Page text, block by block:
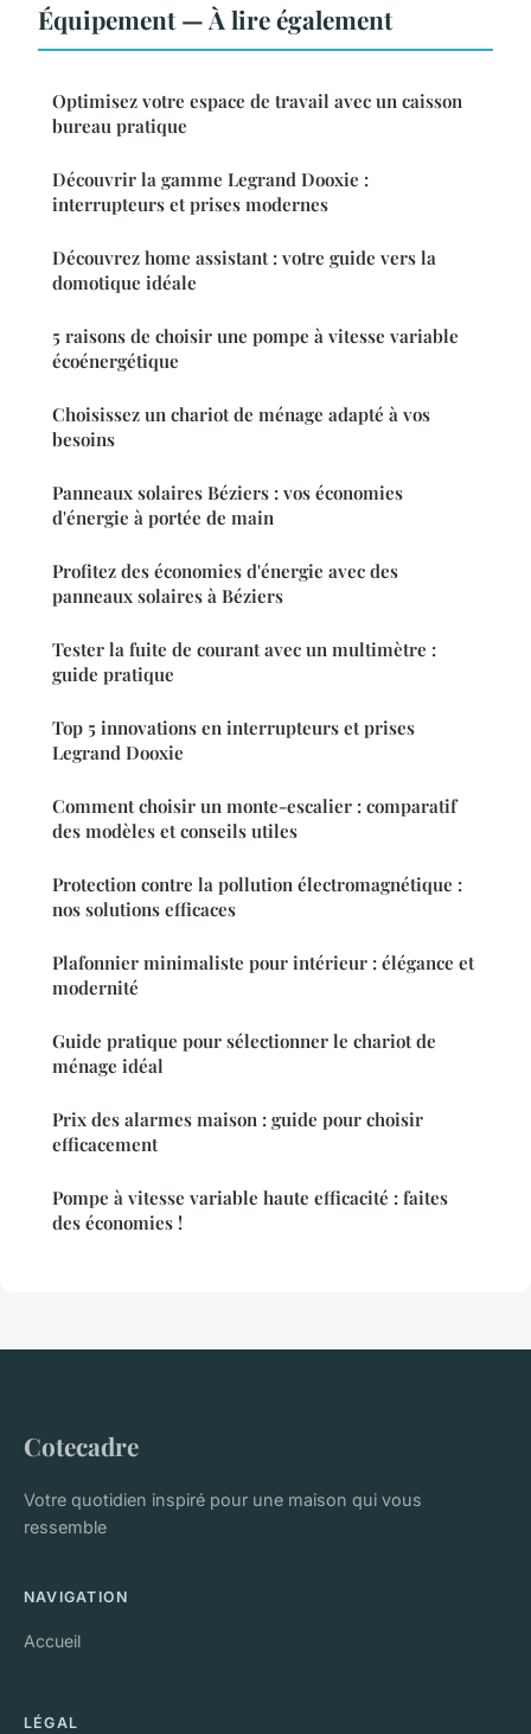
Équipement — À lire également
Optimisez votre espace de travail avec un caisson
bureau pratique
Découvrir la gamme Legrand Dooxie :
interrupteurs et prises modernes
Découvrez home assistant : votre guide vers la
domotique idéale
5 raisons de choisir une pompe à vitesse variable
écoénergétique
Choisissez un chariot de ménage adapté à vos
besoins
Panneaux solaires Béziers : vos économies
d'énergie à portée de main
Profitez des économies d'énergie avec des
panneaux solaires à Béziers
Tester la fuite de courant avec un multimètre :
guide pratique
Top 5 innovations en interrupteurs et prises
Legrand Dooxie
Comment choisir un monte-escalier : comparatif
des modèles et conseils utiles
Protection contre la pollution électromagnétique :
nos solutions efficaces
Plafonnier minimaliste pour intérieur : élégance et
modernité
Guide pratique pour sélectionner le chariot de
ménage idéal
Prix des alarmes maison : guide pour choisir
efficacement
Pompe à vitesse variable haute efficacité : faites
des économies !
Cotecadre
Votre quotidien inspiré pour une maison qui vous
ressemble
NAVIGATION
Accueil
LÉGAL